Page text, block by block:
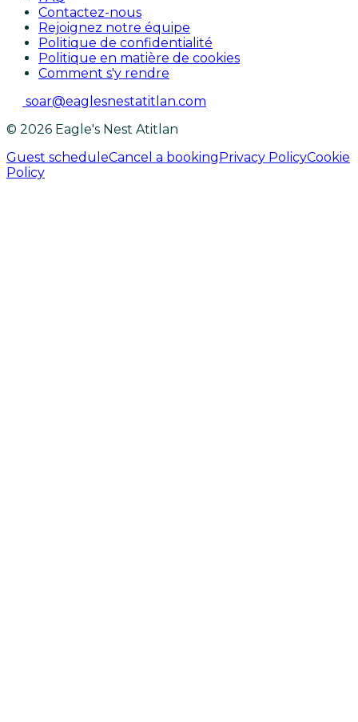
Contactez-nous
Rejoignez notre équipe
Politique de confidentialité
Politique en matière de cookies
Comment s'y rendre
soar@eaglesnestatitlan.com
© 2026 Eagle's Nest Atitlan
Guest scheduleCancel a bookingPrivacy PolicyCookie
Policy